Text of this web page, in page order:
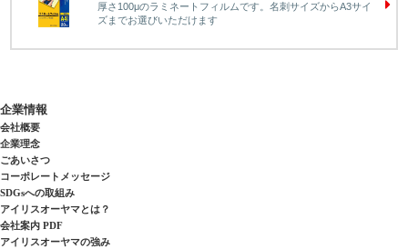
厚さ100μのラミネートフィルムです。名刺サイズからA3サイ
ズまでお選びいただけます
企業情報
会社概要
企業理念
ごあいさつ
コーポレートメッセージ
SDGsへの取組み
アイリスオーヤマとは？
会社案内 PDF
アイリスオーヤマの強み